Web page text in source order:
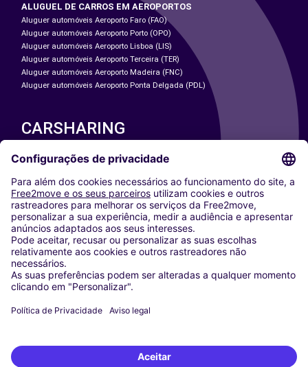
ALUGUEL DE CARROS EM AEROPORTOS
Aluguer automóveis Aeroporto Faro (FAO)
Aluguer automóveis Aeroporto Porto (OPO)
Aluguer automóveis Aeroporto Lisboa (LIS)
Aluguer automóveis Aeroporto Terceira (TER)
Aluguer automóveis Aeroporto Madeira (FNC)
Aluguer automóveis Aeroporto Ponta Delgada (PDL)
CARSHARING
NOSSAS CIDADES
Washington DC
Milan
Rome
Turin
Vienna
Berlin
Cologne
Dusseldorf
Frankfurt
Munich